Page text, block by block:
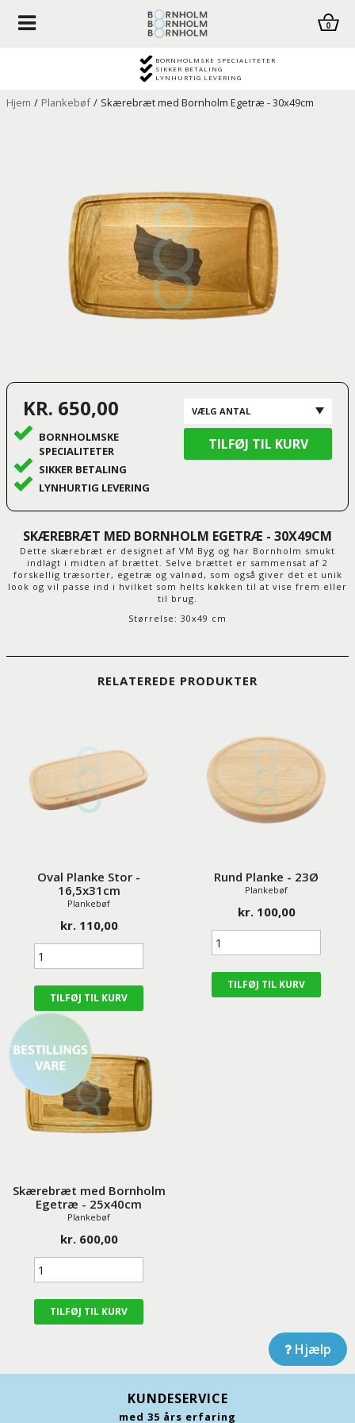
0
BORNHOLMSKE SPECIALITETER
SIKKER BETALING
LYNHURTIG LEVERING
Hjem / Plankebøf / Skærebræt med Bornholm Egetræ - 30x49cm
KR. 650,00
BORNHOLMSKE
SPECIALITETER
SIKKER BETALING
LYNHURTIG LEVERING
SKÆREBRÆT MED BORNHOLM EGETRÆ - 30X49CM
Dette skærebræt er designet af VM Byg og har Bornholm smukt
indlagt i midten af brættet. Selve brættet er sammensat af 2
forskellig træsorter, egetræ og valnød, som også giver det et unik
look og vil passe ind i hvilket som helts køkken til at vise frem eller
til brug.
Størrelse: 30x49 cm
RELATEREDE PRODUKTER
Oval Planke Stor -
16,5x31cm
Plankebøf
kr. 110,00
Rund Planke - 23Ø
Plankebøf
kr. 100,00
Skærebræt med Bornholm
Egetræ - 25x40cm
Plankebøf
kr. 600,00
Hjælp
KUNDESERVICE
med 35 års erfaring